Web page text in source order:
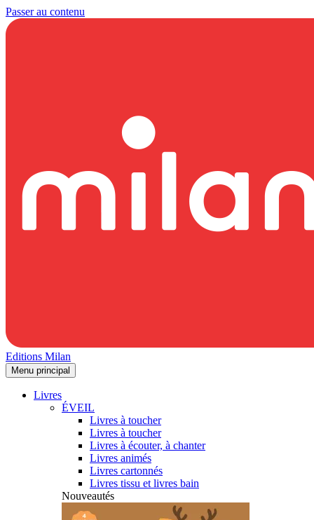
Passer au contenu
Editions Milan
Menu principal
Livres
ÉVEIL
Livres à toucher
Livres à toucher
Livres à écouter, à chanter
Livres animés
Livres cartonnés
Livres tissu et livres bain
Nouveautés